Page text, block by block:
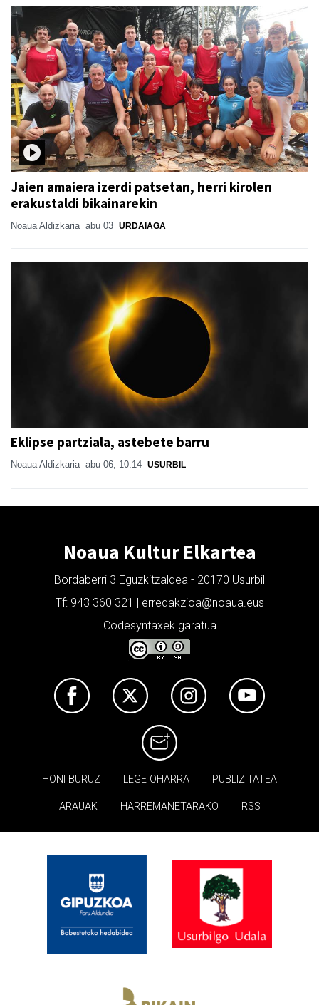
Jaien amaiera izerdi patsetan, herri kirolen
erakustaldi bikainarekin
Noaua Aldizkaria abu 03 URDAIAGA
Eklipse partziala, astebete barru
Noaua Aldizkaria abu 06, 10:14 USURBIL
Noaua Kultur Elkartea
Bordaberri 3 Eguzkitzaldea - 20170 Usurbil
Tf: 943 360 321 | erredakzioa@noaua.eus
Codesyntaxek garatua
HONI BURUZ LEGE OHARRA PUBLIZITATEA
ARAUAK HARREMANETARAKO RSS